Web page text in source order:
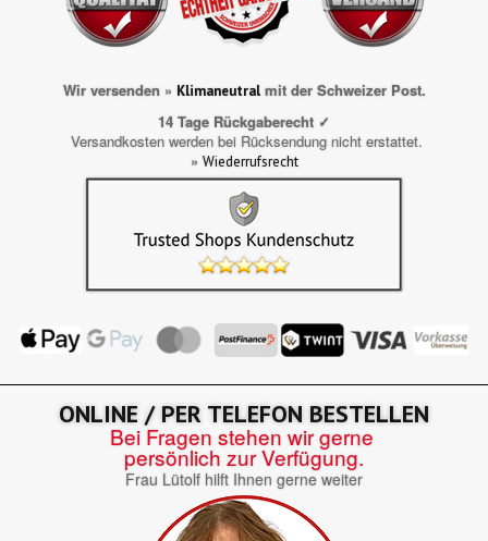
Wir versenden » Klimaneutralmit der Schweizer Post.
14 Tage Rückgaberecht ✓
Versandkosten werden bei Rücksendung nicht erstattet.
» Wiederrufsrecht
ONLINE / PER TELEFON BESTELLEN
Bei Fragen stehen wir gerne
persönlich zur Verfügung.
Frau Lütolf hilft Ihnen gerne weiter